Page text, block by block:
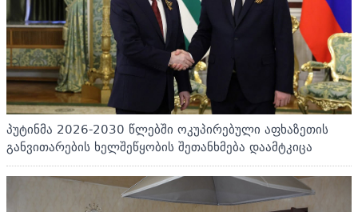
პუტინმა 2026-2030 წლებში ოკუპირებული აფხაზეთის
განვითარების ხელშეწყობის შეთანხმება დაამტკიცა